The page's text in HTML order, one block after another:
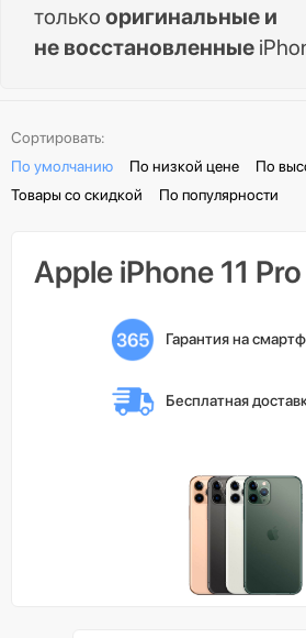
только оригинальные и
не восстановленные
Сортировать:
По умолчанию
По низкой цене
По
Товары со скидкой
По популярности
Apple iPhone 11 Pro
Гарантия на
Бесплатная